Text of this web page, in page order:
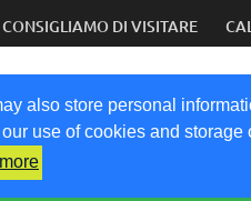
also store personal
use of cookies and storage
di tornare presto dal vivo
DI VISITARE
FVG